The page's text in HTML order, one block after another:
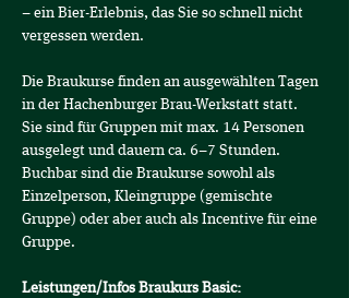
– ein Bier-Erlebnis, das Sie so schnell nicht
vergessen werden.
Die Braukurse finden an ausgewählten Tagen
in der Hachenburger Brau-Werkstatt statt.
Sie sind für Gruppen mit max. 14 Personen
ausgelegt und dauern ca. 6–7 Stunden.
Buchbar sind die Braukurse sowohl als
Einzelperson, Kleingruppe (gemischte
Gruppe) oder aber auch als Incentive für eine
Gruppe.
Leistungen/Infos Braukurs Basic: